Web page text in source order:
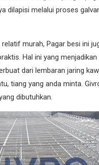
dilapisi melalui proses
murah, Pagar besi ini
Hal ini yang
dari lembaran jaring
tiang yang anda minta.
dibutuhkan.